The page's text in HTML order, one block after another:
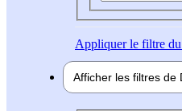
Appliquerle filtre du
Afficher les filtres de